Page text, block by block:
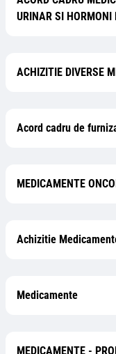
URINAR SI HORMONI
ACHIZITIE DIVERSE
Acord cadru de
MEDICAMENTE
Achizitie
Medicamente
MEDICAMENTE -